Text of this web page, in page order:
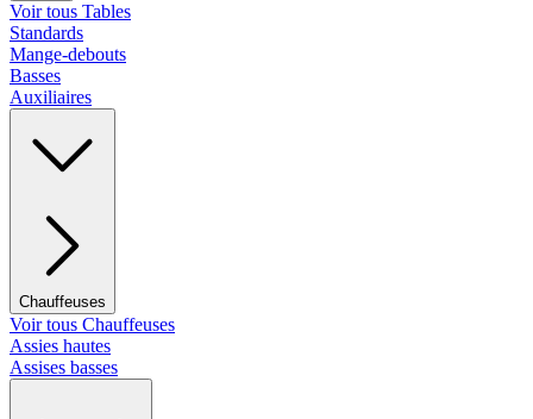
Voir tous Tables
Standards
Mange-debouts
Basses
Auxiliaires
Chauffeuses
Voir tous Chauffeuses
Assies hautes
Assises basses